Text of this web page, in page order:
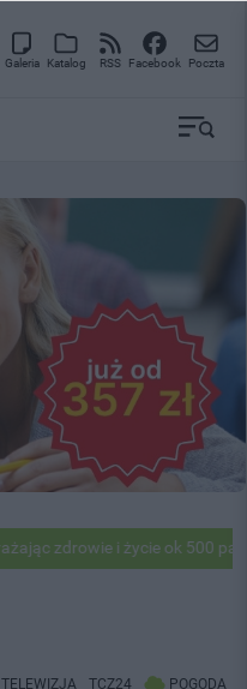
Galeria Katalog RSS Facebook Poczta
i życie ok 500
TELEWIZJA TCZ24 POGODA